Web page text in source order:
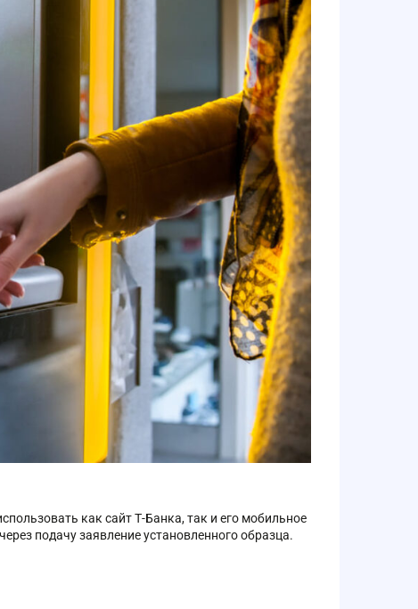
как сайт Т-Банка, так и его мобильное
подачу заявление установленного образца.